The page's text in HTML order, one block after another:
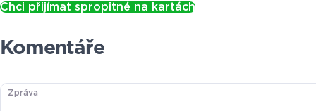
Chci přijímat spropitné na kartách
Komentáře